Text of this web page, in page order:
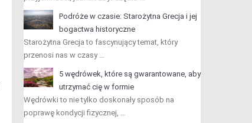
Podróże w czasie: Starożytna Grecja i jej
bogactwa historyczne
Starożytna Grecja to fascynujący temat, który
przenosi nas w czasy …
5 wędrówek, które są gwarantowane, aby
utrzymać cię w formie
Wędrówki to nie tylko doskonały sposób na
poprawę kondycji fizycznej, …